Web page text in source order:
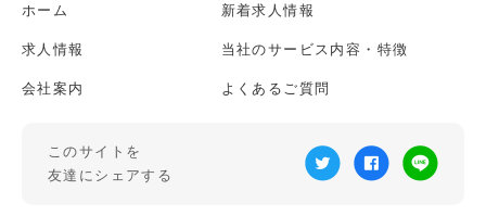
ホーム 新着求人情報
求人情報 当社のサービス内容・特徴
会社案内 よくあるご質問
このサイトを
友達にシェアする